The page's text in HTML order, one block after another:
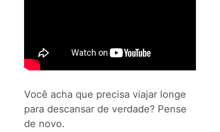
Você acha que precisa viajar longe
para descansar de verdade? Pense
de novo.